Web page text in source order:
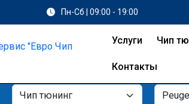
Пн-Сб | 09:00 - 19:00
Услуги Чип
Контакты